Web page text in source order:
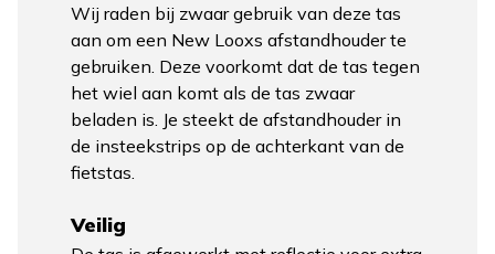
Wij raden bij zwaar gebruik van deze tas
aan om een New Looxs afstandhouder te
gebruiken. Deze voorkomt dat de tas tegen
het wiel aan komt als de tas zwaar
beladen is. Je steekt de afstandhouder in
de insteekstrips op de achterkant van de
fietstas.
Veilig